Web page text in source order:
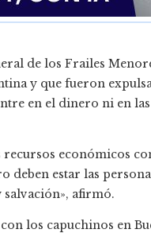
de los Frailes
y que fueron
en el dinero ni en
recursos económicos
deben estar las
salvación», afirmó.
los capuchinos en